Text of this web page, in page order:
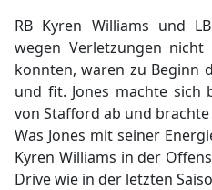
RB Kyren Williams und
wegen Verletzungen
konnten, waren zu Beginn
und fit. Jones machte sich
von Stafford ab und
Was Jones mit seiner
Kyren Williams in der
Drive wie in der letzten